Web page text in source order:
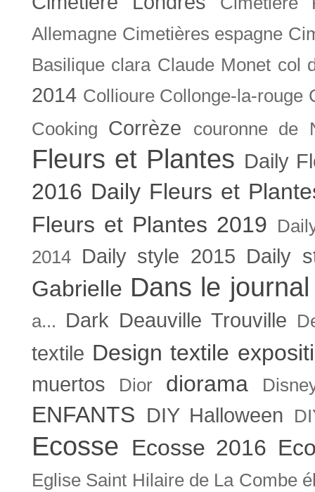
Allemagne Cimetières espagne
Basilique clara Claude Monet col
2014 Collioure Collonge-la-rouge
Cooking
Corrèze couronne de
Fleurs et Plantes Daily
2016 Daily Fleurs et
Fleurs et Plantes 2019
2014
Daily style 2015 Daily
Gabrielle Dans le journal
a... Dark Deauville Trouville
textile Design textile
muertos Dior diorama
ENFANTS DIY Halloween
Ecosse Ecosse 2016
Eglise Saint Hilaire de La Combe